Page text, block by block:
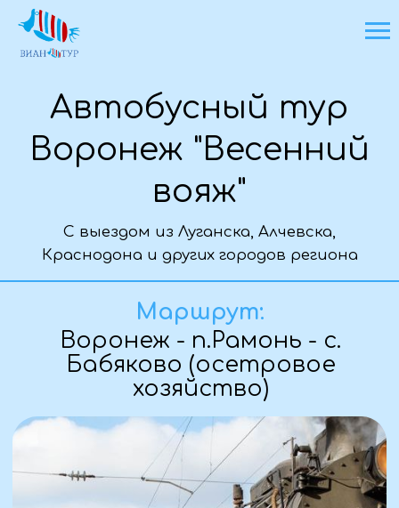
Воронеж "Весенний
вояж"
С выездом из Луганска, Алчевска,
Краснодона и других городов региона
Маршрут:
Воронеж - п.Рамонь - с.
Бабяково (осетровое
хозяйство)
Основная информация о туре